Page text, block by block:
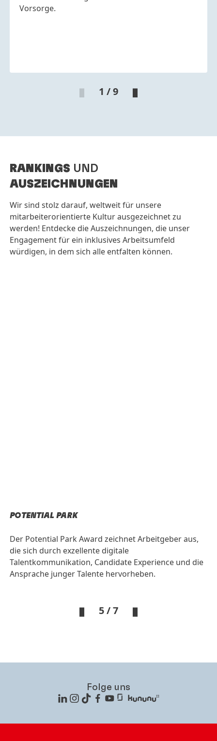
Vorsorge.
1 / 9
RANKINGS UND
AUSZEICHNUNGEN
Wir sind stolz darauf, weltweit für unsere
mitarbeiterorientierte Kultur ausgezeichnet zu
werden! Entdecke die Auszeichnungen, die unser
Engagement für ein inklusives Arbeitsumfeld
würdigen, in dem sich alle entfalten können.
POTENTIAL PARK
Der Potential Park Award zeichnet Arbeitgeber aus,
die sich durch exzellente digitale
Talentkommunikation, Candidate Experience und die
Ansprache junger Talente hervorheben.
5 / 7
Folge uns